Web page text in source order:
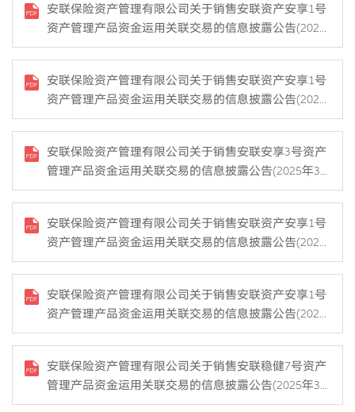
安联保险资产管理有限公司关于销售安联资产安享1号
资产管理产品资金运用关联交易的信息披露公告(2025
年41号）
安联保险资产管理有限公司关于销售安联资产安享1号
资产管理产品资金运用关联交易的信息披露公告(2025
年40号）
安联保险资产管理有限公司关于销售安联安享3号资产
管理产品资金运用关联交易的信息披露公告(2025年39
号）
安联保险资产管理有限公司关于销售安联资产安享1号
资产管理产品资金运用关联交易的信息披露公告(2025
年38号）
安联保险资产管理有限公司关于销售安联资产安享1号
资产管理产品资金运用关联交易的信息披露公告(2025
年37号）
安联保险资产管理有限公司关于销售安联稳健7号资产
管理产品资金运用关联交易的信息披露公告(2025年36
号）